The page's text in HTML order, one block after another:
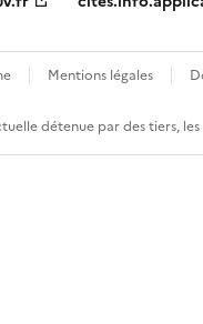
Mentions légales
détenue par des tiers,